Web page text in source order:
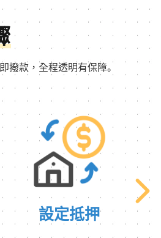
撥款，全程透明有保障。
設定抵押